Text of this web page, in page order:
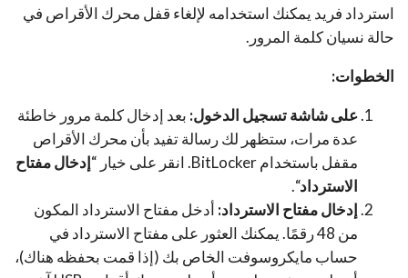
استرداد فريد يمكنك استخدامه لإلغاء قفل محرك الأقراص في
حالة نسيان كلمة المرور.
الخطوات:
على شاشة تسجيل الدخول: بعد إدخال كلمة مرور خاطئة
عدة مرات، ستظهر لك رسالة تفيد بأن محرك الأقراص
مقفل باستخدام BitLocker. انقر على خيار “
إدخال مفتاح
الاسترداد“.
إدخال مفتاح الاسترداد: أدخل مفتاح الاسترداد المكون
من 48 رقمًا. يمكنك العثور على مفتاح الاسترداد في
حساب مايكروسوفت الخاص بك (إذا قمت بحفظه هناك)،